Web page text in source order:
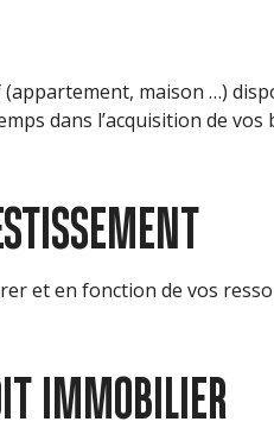
maison …)
dans l’acquisition de
et en fonction de vos
IMMOBILIER